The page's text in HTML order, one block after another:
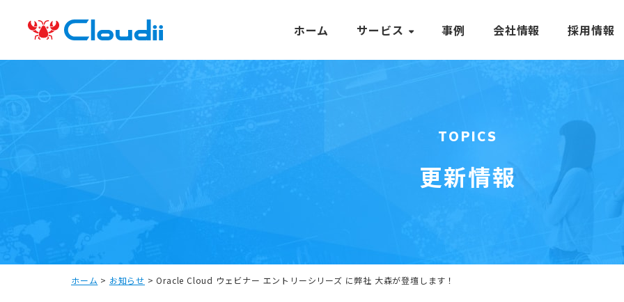
ホーム サービス 事例 会社情報 採用情報
TOPICS
更新情報
ホーム > お知らせ >Oracle Cloud ウェビナー エントリーシリーズ に弊社 大森が登壇します！